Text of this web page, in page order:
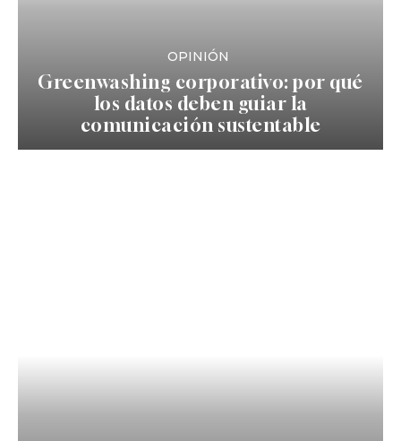
OPINIÓN
Greenwashing corporativo: por qué
los datos deben guiar la
comunicación sustentable